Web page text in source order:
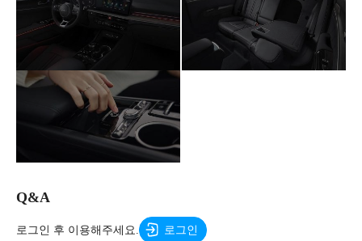
Q&A
로그인 후 이용해주세요. 로그인